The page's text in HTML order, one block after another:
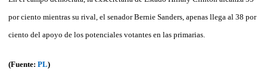
por ciento mientras su rival, el senador Bernie Sanders, apenas llega al 38 por
ciento del apoyo de los potenciales votantes en las primarias.
(Fuente: PL)